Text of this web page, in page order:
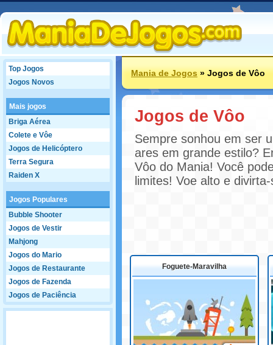
Top Jogos
Jogos Novos
Mais jogos
Briga Aérea
Colete e Vôe
Jogos de Helicóptero
Terra Segura
Raiden X
Jogos Populares
Bubble Shooter
Jogos de Vestir
Mahjong
Jogos do Mario
Jogos de Restaurante
Jogos de Fazenda
Jogos de Paciência
Mania de Jogos»Jogos de Vôo
Jogos de Vôo
Sempre sonhou em ser
ares em grande estilo?
Vôo do Mania! Você
limites! Voe alto e
Foguete-Maravilha